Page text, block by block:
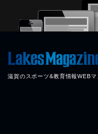
滋賀のスポーツ&教育情報WEB